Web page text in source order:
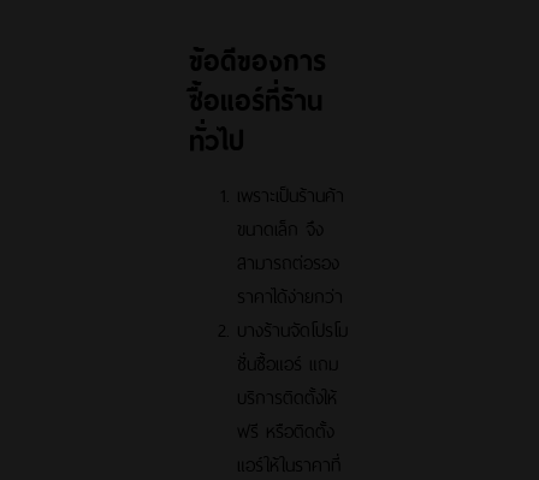
ข้อดีของการ
ซื้อแอร์ที่ร้าน
ทั่วไป
เพราะเป็นร้านค้า
ขนาดเล็ก จึง
สามารถต่อรอง
ราคาได้ง่ายกว่า
บางร้านจัดโปรโม
ชั่นซื้อแอร์ แถม
บริการติดตั้งให้
ฟรี หรือติดตั้ง
แอร์ให้ในราคาที่